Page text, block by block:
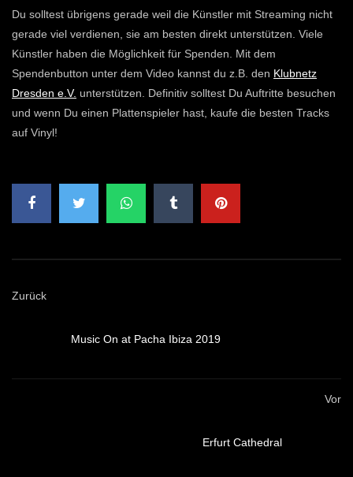
Du solltest übrigens gerade weil die Künstler mit Streaming nicht
gerade viel verdienen, sie am besten direkt unterstützen. Viele
Künstler haben die Möglichkeit für Spenden. Mit dem
Spendenbutton unter dem Video kannst du z.B. den Klubnetz
Dresden e.V. unterstützen. Definitiv solltest Du Auftritte besuchen
und wenn Du einen Plattenspieler hast, kaufe die besten Tracks
auf Vinyl!
Zurück
Music On at Pacha Ibiza 2019
Vor
Erfurt Cathedral